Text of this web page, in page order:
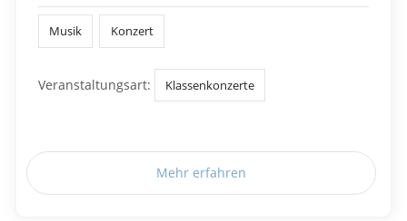
Musik Konzert
Veranstaltungsart: Klassenkonzerte
Mehr erfahren